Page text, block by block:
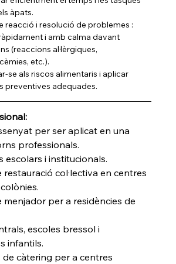
àpats.
reacció i resolució de problemes :
i amb calma davant
(reaccions al·lèrgiques,
etc.).
se als riscos alimentaris i aplicar
preventives adequades.
per ser aplicat en una
professionals.
escolars i institucionals.
restauració col·lectiva en centres
menjador per a residències de
escoles bressol i
infantils.
de càtering per a centres